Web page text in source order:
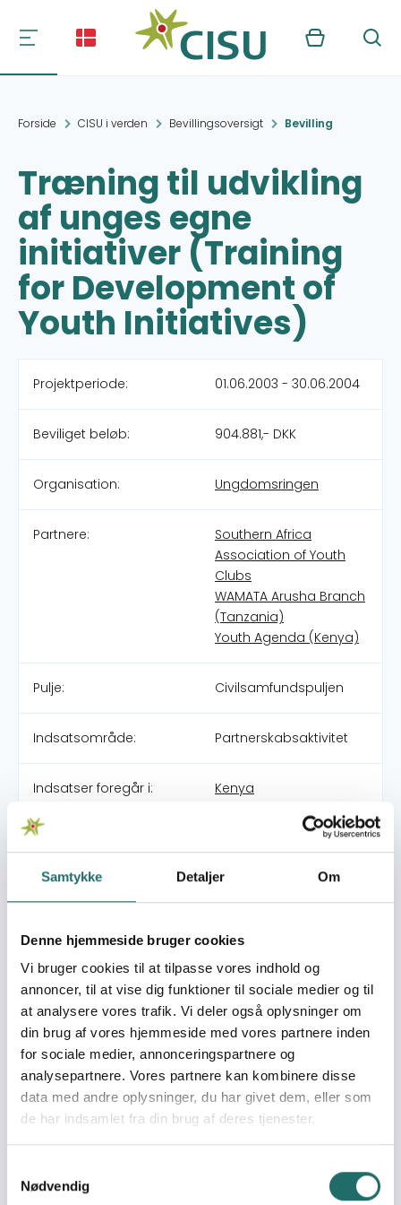
Samtykke Detaljer Om
Denne hjemmeside bruger cookies
Vi bruger cookies til at tilpasse vores indhold og
annoncer, til at vise dig funktioner til sociale medier og til
at analysere vores trafik. Vi deler også oplysninger om
din brug af vores hjemmeside med vores partnere inden
for sociale medier, annonceringspartnere og
analysepartnere. Vores partnere kan kombinere disse
data med andre oplysninger, du har givet dem, eller som
de har indsamlet fra din brug af deres tjenester.
Nødvendig
Kurv Søg
Forside CISU i verden Bevillingsoversigt Bevilling
Træning til udvikling
af unges egne
initiativer (Training
for Development of
Youth Initiatives)
Projektperiode: 01.06.2003 - 30.06.2004
Beviliget beløb: 904.881,- DKK
Organisation: Ungdomsringen
Partnere:
Southern Africa
Association of Youth
Clubs
WAMATA Arusha Branch
(Tanzania)
Youth Agenda (Kenya)
Pulje: Civilsamfundspuljen
Indsatsområde: Partnerskabsaktivitet
Indsatser foregår i:
Kenya
'- at træne og kvalificere unge kvinder / mænd som
trænere og facilitatorer - at forbedre livskompetence
samarbejdspartneres kapacitet i forhold til Open Youth
Work og Peer Education
Umiddelbare mål
Gennemføre træning for trænere, lokale kurser for unge
(sociale kompetencer) og erhvervspraktik, samt
partnernes muligheder for at anvende Open Youth Work
og Peer Education.
Målgrupper
samarbejdende organisationer Gruppe II: 14 til 27 årige